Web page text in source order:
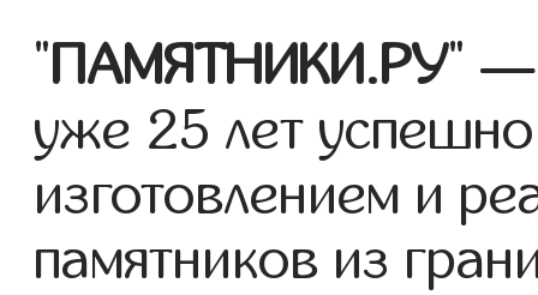
"ПАМЯТНИКИ.РУ" —
уже 25 лет
изготовлением и
памятников из